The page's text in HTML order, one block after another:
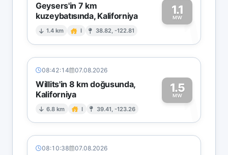
Geysers'in 7 km
kuzeybatısında, Kaliforniya
1.4 km I 38.82, -122.81
1.1
MW1
08:42:14 07.08.2026
Willits'in 8 km doğusunda,
Kaliforniya
6.8 km I 39.41, -123.26
1.5
MW1
08:10:38 07.08.2026